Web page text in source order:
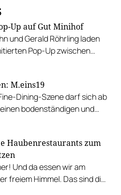
von einem Trend
folgen sechs Unterkünfte,
des Campens mit höchstem
Up auf Gut Minihof
und Gerald Röhrling laden
Pop-Up zwischen
M.eins19
Dining-Szene darf sich ab
bodenständigen und
Haubenrestaurants zum
Und da essen wir am
freiem Himmel. Das sind die